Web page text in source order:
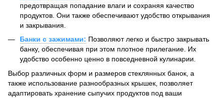
предотвращая попадание влаги и сохраняя качество
продуктов. Они также обеспечивают удобство открывания
и закрывания.
Банки с зажимами: Позволяют легко и быстро закрывать
банку, обеспечивая при этом плотное прилегание. Их
удобство особенно ценно в повседневной кулинарии.
Выбор различных форм и размеров стеклянных банок, а
также использование разнообразных крышек, позволяет
адаптировать хранение сыпучих продуктов под ваши